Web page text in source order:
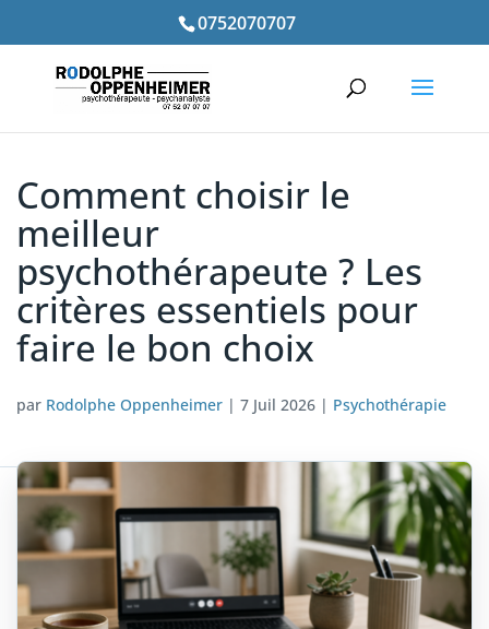
0752070707
Comment choisir le
meilleur
psychothérapeute ? Les
critères essentiels pour
faire le bon choix
par Rodolphe Oppenheimer | 7 Juil 2026 | Psychothérapie